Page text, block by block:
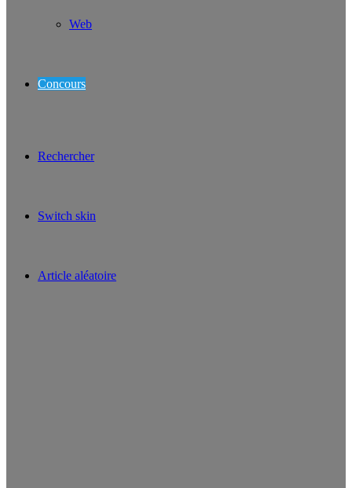
Web
Concours
Rechercher
Switch skin
Article aléatoire